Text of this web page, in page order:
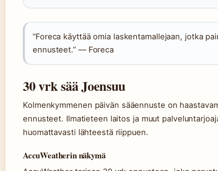
“Foreca käyttää omia laskentamallejaan, jotka
ennusteet.” — Foreca
30 vrk sää Joensuu
Kolmenkymmenen päivän sääennuste on
ennusteet. Ilmatieteen laitos ja muut
huomattavasti lähteestä riippuen.
AccuWeatherin näkymä